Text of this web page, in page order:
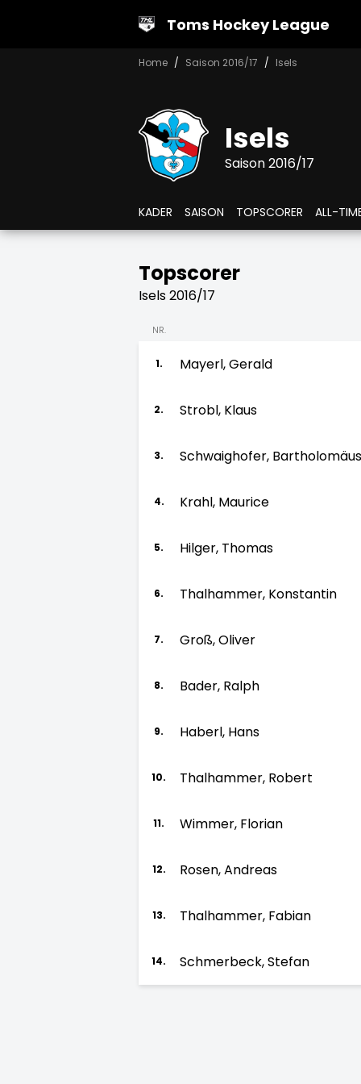
Toms Hockey League
Home Saison 2016/17 Isels
Isels
Saison 2016/17
KADER SAISON TOPSCORER ALL-
Topscorer
Isels 2016/17
NR.
1. Mayerl, Gerald
2. Strobl, Klaus
3. Schwaighofer, Bartholomäus
4. Krahl, Maurice
5. Hilger, Thomas
6. Thalhammer, Konstantin
7. Groß, Oliver
8. Bader, Ralph
9. Haberl, Hans
10. Thalhammer, Robert
11. Wimmer, Florian
12. Rosen, Andreas
13. Thalhammer, Fabian
14. Schmerbeck, Stefan